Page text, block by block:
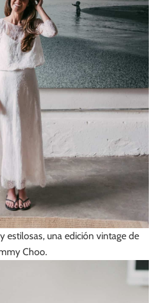
estilosas, una edición vintage de
Choo.